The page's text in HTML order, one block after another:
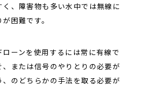
く、障害物も多い水中では無線に
困難です。
ーンを使用するには常に有線で
、または信号のやりとりの必要が
、のどちらかの手法を取る必要が